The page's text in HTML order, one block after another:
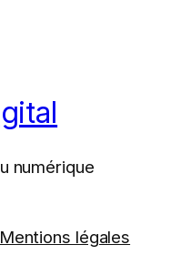
numérique
Mentions légales